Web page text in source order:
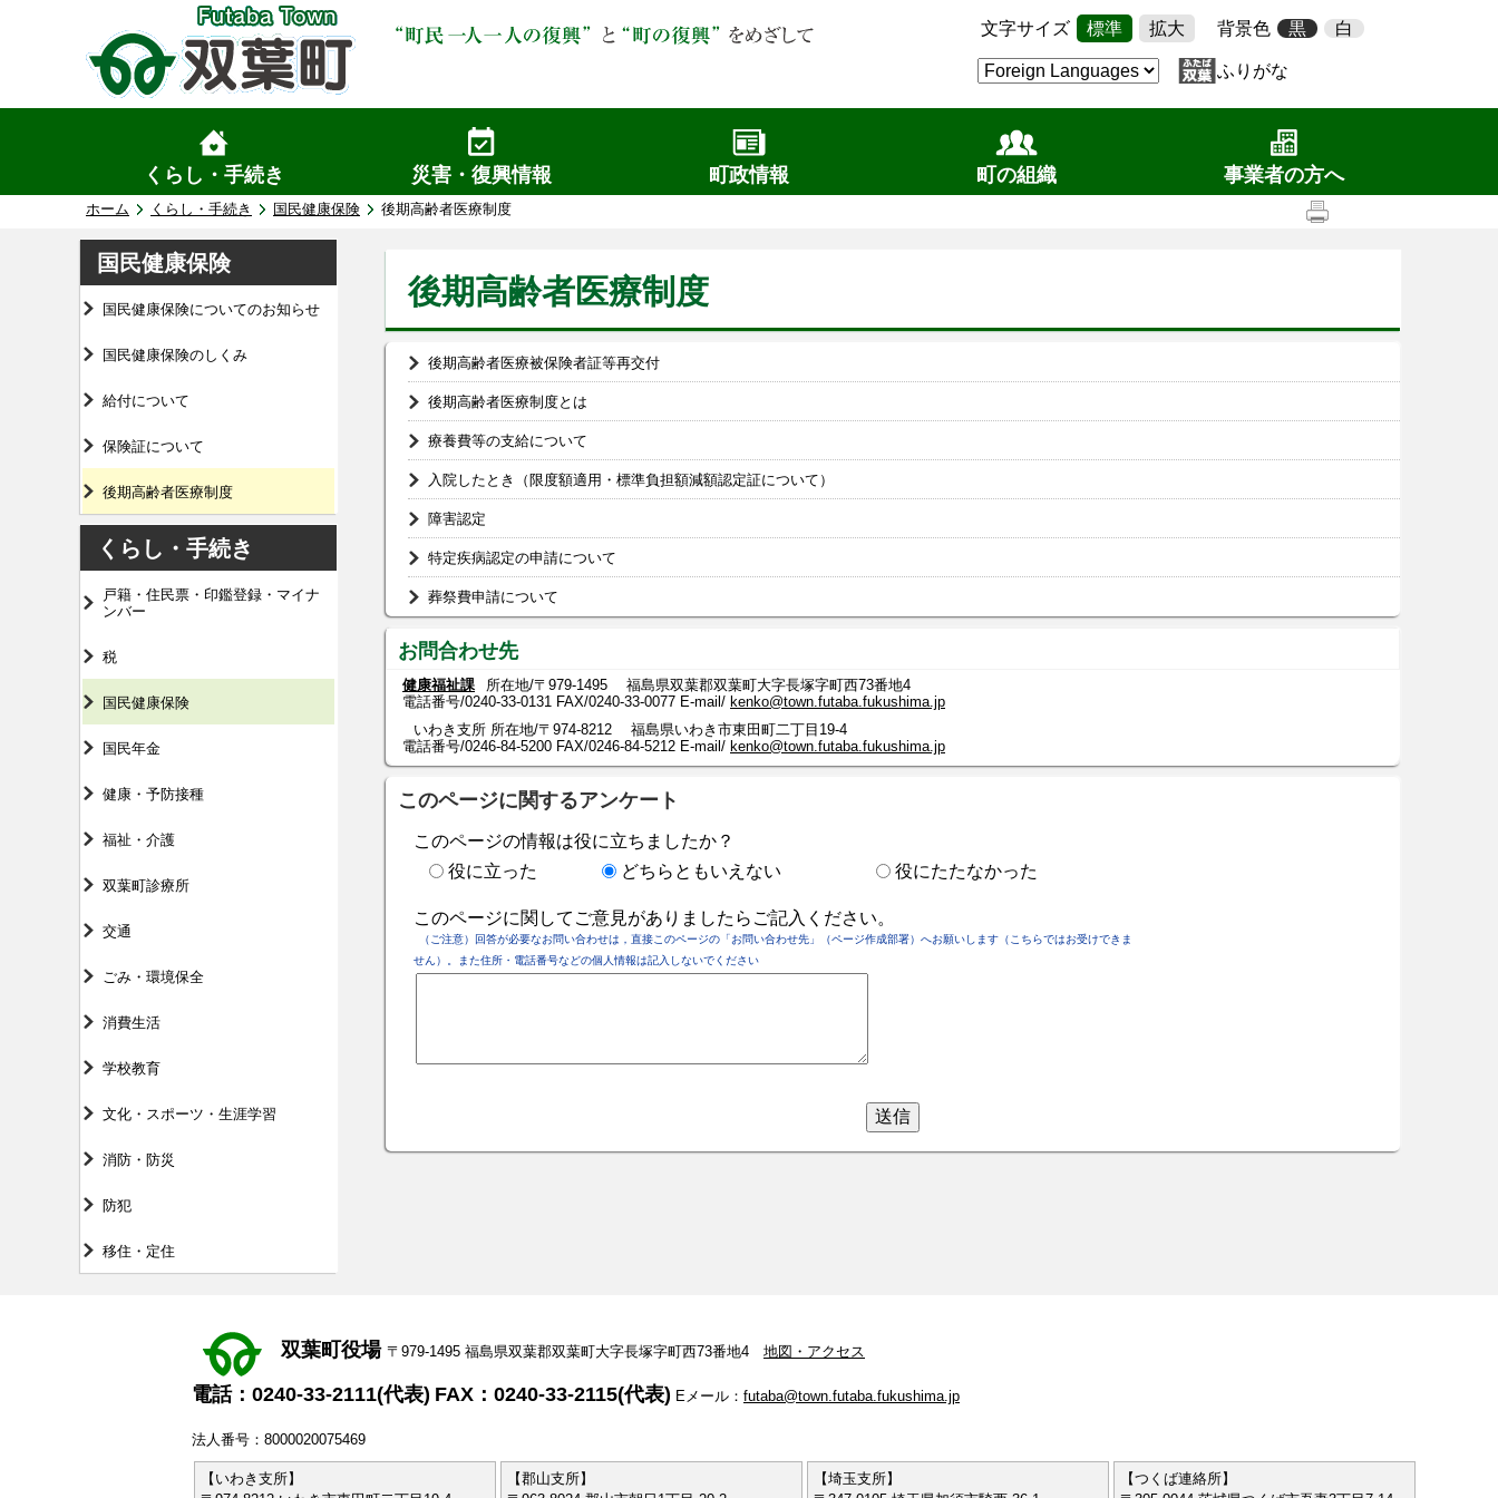
文字サイズ 標準 拡大 背景色 黒 白
ふりがな
くらし・手続き 災害・復興情報 町政情報 町の組織 事業者の方へ
ホーム くらし・手続き 国民健康保険 後期高齢者医療制度
国民健康保険
国民健康保険についてのお知らせ
国民健康保険のしくみ
給付について
保険証について
後期高齢者医療制度
くらし・手続き
戸籍・住民票・印鑑登録・マイナ
ンバー
税
国民健康保険
国民年金
健康・予防接種
福祉・介護
双葉町診療所
交通
ごみ・環境保全
消費生活
学校教育
文化・スポーツ・生涯学習
消防・防災
防犯
移住・定住
後期高齢者医療制度
後期高齢者医療被保険者証等再交付
後期高齢者医療制度とは
療養費等の支給について
入院したとき（限度額適用・標準負担額減額認定証について）
障害認定
特定疾病認定の申請について
葬祭費申請について
お問合わせ先
健康福祉課
所在地/〒979-1495 福島県双葉郡双葉町大字長塚字町西73番地4
電話番号/0240-33-0131 FAX/0240-33-0077 E-mail/ kenko@town.futaba.fukushima.jp
いわき支所 所在地/〒974-8212 福島県いわき市東田町二丁目19-4
電話番号/0246-84-5200 FAX/0246-84-5212 E-mail/ kenko@town.futaba.fukushima.jp
このページに関するアンケート
このページの情報は役に立ちましたか？
役に立った
どちらともいえない 役にたたなかった
このページに関してご意見がありましたらご記入ください。
（ご注意）回答が必要なお問い合わせは，直接このページの「お問い合わせ先」（ページ作成部署）へお願いします（こちらではお受けできま
せん）。また住所・電話番号などの個人情報は記入しないでください
双葉町役場 〒979-1495 福島県双葉郡双葉町大字長塚字町西73番地4 地図・アクセス
電話：0240-33-2111(代表) FAX：0240-33-2115(代表) Eメール： futaba@town.futaba.fukushima.jp
法人番号：8000020075469
【いわき支所】
【郡山支所】
【埼玉支所】
【つくば連絡所】